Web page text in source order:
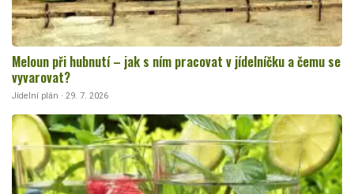
Meloun při hubnutí – jak s ním pracovat v jídelníčku a čemu se
vyvarovat?
Jídelní plán · 29. 7. 2026